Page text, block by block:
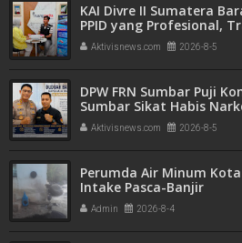
KAI Divre II Sumatera
PPID yang Profesional,
untuk Mempermudah
Aktivisnews.com 2026-8-5
DPW FRN Sumbar Puji
Sumbar Sikat Habis
Aktivisnews.com 2026-8-5
Perumda Air Minum
Intake Pasca-Banjir
Admin 2026-8-4